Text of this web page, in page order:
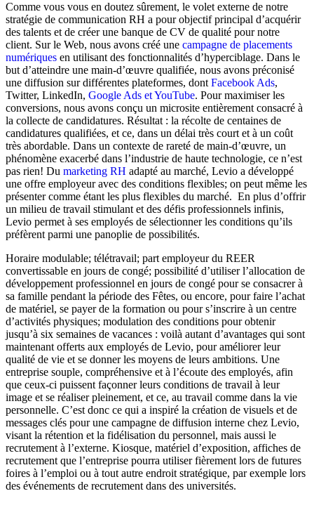
Comme vous vous en doutez sûrement, le volet externe de notre
stratégie de communication RH a pour objectif principal d’acquérir
des talents et de créer une banque de CV de qualité pour notre
client. Sur le Web, nous avons créé une campagne de placements
numériques en utilisant des fonctionnalités d’hyperciblage. Dans le
but d’atteindre une main-d’œuvre qualifiée, nous avons préconisé
une diffusion sur différentes plateformes, dont Facebook Ads,
Twitter, LinkedIn, Google Ads et YouTube. Pour maximiser les
conversions, nous avons conçu un microsite entièrement consacré à
la collecte de candidatures. Résultat : la récolte de centaines de
candidatures qualifiées, et ce, dans un délai très court et à un coût
très abordable. Dans un contexte de rareté de main-d’œuvre, un
phénomène exacerbé dans l’industrie de haute technologie, ce n’est
pas rien! Du marketing RH adapté au marché, Levio a développé
une offre employeur avec des conditions flexibles; on peut même les
présenter comme étant les plus flexibles du marché. En plus d’offrir
un milieu de travail stimulant et des défis professionnels infinis,
Levio permet à ses employés de sélectionner les conditions qu’ils
préfèrent parmi une panoplie de possibilités.
Horaire modulable; télétravail; part employeur du REER
convertissable en jours de congé; possibilité d’utiliser l’allocation de
développement professionnel en jours de congé pour se consacrer à
sa famille pendant la période des Fêtes, ou encore, pour faire l’achat
de matériel, se payer de la formation ou pour s’inscrire à un centre
d’activités physiques; modulation des conditions pour obtenir
jusqu’à six semaines de vacances : voilà autant d’avantages qui sont
maintenant offerts aux employés de Levio, pour améliorer leur
qualité de vie et se donner les moyens de leurs ambitions. Une
entreprise souple, compréhensive et à l’écoute des employés, afin
que ceux-ci puissent façonner leurs conditions de travail à leur
image et se réaliser pleinement, et ce, au travail comme dans la vie
personnelle. C’est donc ce qui a inspiré la création de visuels et de
messages clés pour une campagne de diffusion interne chez Levio,
visant la rétention et la fidélisation du personnel, mais aussi le
recrutement à l’externe. Kiosque, matériel d’exposition, affiches de
recrutement que l’entreprise pourra utiliser fièrement lors de futures
foires à l’emploi ou à tout autre endroit stratégique, par exemple lors
des événements de recrutement dans des universités.